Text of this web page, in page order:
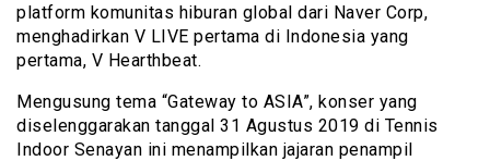
platform komunitas hiburan global dari Naver Corp,
menghadirkan V LIVE pertama di Indonesia yang
pertama, V Hearthbeat.
Mengusung tema “Gateway to ASIA”, konser yang
diselenggarakan tanggal 31 Agustus 2019 di Tennis
Indoor Senayan ini menampilkan jajaran penampil